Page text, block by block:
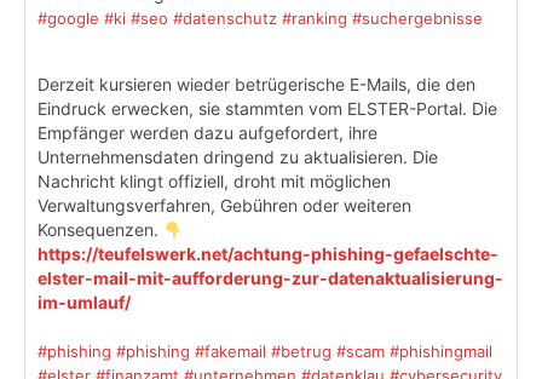
#google #ki #seo #datenschutz #ranking #suchergebnisse
Derzeit kursieren wieder betrügerische E-Mails, die den
Eindruck erwecken, sie stammten vom ELSTER-Portal. Die
Empfänger werden dazu aufgefordert, ihre
Unternehmensdaten dringend zu aktualisieren. Die
Nachricht klingt offiziell, droht mit möglichen
Verwaltungsverfahren, Gebühren oder weiteren
Konsequenzen.
https://teufelswerk.net/achtung-phishing-gefaelschte-
elster-mail-mit-aufforderung-zur-datenaktualisierung-
im-umlauf/
#phishing #phishing #fakemail #betrug #scam #phishingmail